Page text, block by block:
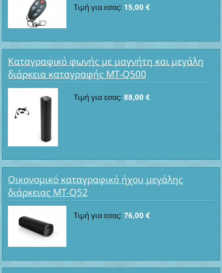
Τιμή για εσας: 15,00 €
Καταγραφικό φωνής με μαγνήτη και μεγάλη
διάρκεια καταγραφής MT-Q500
Τιμή για εσας: 88,00 €
Οικονομικό καταγραφικό ήχου μεγάλης
διάρκειας MT-Q52
Τιμή για εσας: 76,00 €